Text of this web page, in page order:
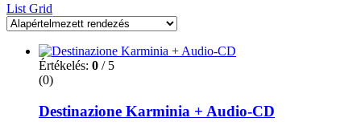
List Grid
Értékelés: 0 / 5
(0)
Destinazione Karminia + Audio-CD